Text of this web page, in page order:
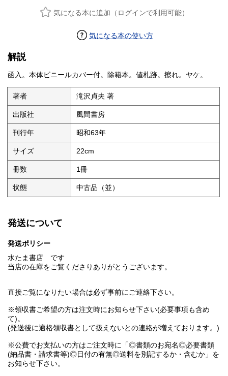
気になる本に追加（ログインで利用可能）
気になる本の使い方
解説
函入。本体ビニールカバー付。除籍本。値札跡。擦れ。ヤケ。
著者 滝沢貞夫 著
出版社 風間書房
刊行年 昭和63年
サイズ 22cm
冊数 1冊
状態 中古品（並）
発送について
発送ポリシー
水たま書店 です
当店の在庫をご覧くださりありがとうございます。
直接ご覧になりたい場合は必ず事前にご連絡下さい。
※領収書ご希望の方は注文時にお知らせ下さい(必要事項も含め
て)。
(発送後に適格領収書として扱えないとの連絡が増えております。)
※公費でお支払いの方はご注文時に「◎書類のお宛名◎必要書類
(納品書・請求書等)◎日付の有無◎送料を別記するか・含むか」を
お知らせ下さい。